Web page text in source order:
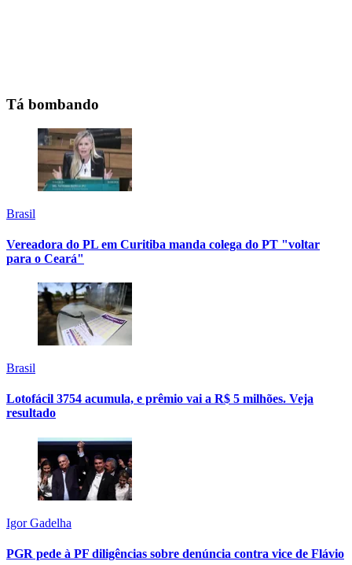
Tá bombando
Brasil
Vereadora do PL em Curitiba manda colega do PT "voltar
para o Ceará"
Brasil
Lotofácil 3754 acumula, e prêmio vai a R$ 5 milhões. Veja
resultado
Igor Gadelha
PGR pede à PF diligências sobre denúncia contra vice de Flávio